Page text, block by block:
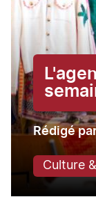
Rédigé
Culture